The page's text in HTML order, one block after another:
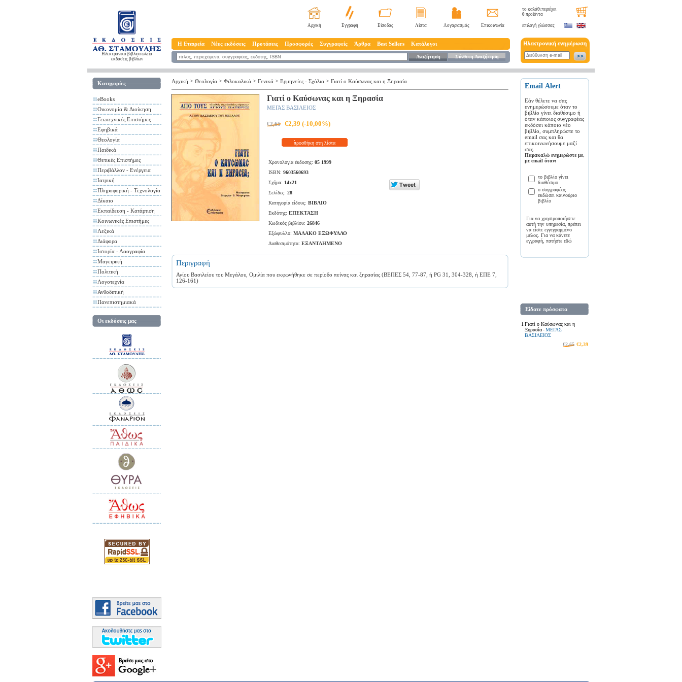
Ηλεκτρονικό βιβλιοπωλείο
εκδόσεις βιβλίων
Αρχική Εγγραφή Είσοδος Λίστα Λογαριασμός Επικοινωνία
Η Εταιρεία Νέες εκδόσεις Προτάσεις Προσφορές Συγγραφείς Άρθρα Best Sellers Κατάλογοι
Αναζήτηση Σύνθετη Αναζήτηση
το καλάθι περιέχει
0 προϊόντα
επιλογή γλώσσας
Κατηγορίες
eBooks
Οικονομία & Διοίκηση
Γεωτεχνικές Επιστήμες
Εφηβικά
Θεολογία
Παιδικά
Θετικές Επιστήμες
Περιβάλλον - Ενέργεια
Ιατρική
Πληροφορική - Τεχνολογία
Δίκαιο
Εκπαίδευση - Κατάρτιση
Κοινωνικές Επιστήμες
Λεξικά
Διάφορα
Ιστορία - Λαογραφία
Μαγειρική
Πολιτική
Λογοτεχνία
Ανθοδετική
Πανεπιστημιακά
Οι εκδόσεις μας
Αρχική > Θεολογία > Φιλοκαλικά > Γενικά > Ερμηνείες - Σχόλια > Γιατί ο Καύσωνας και η Ξηρασία
Γιατί ο Καύσωνας και η Ξηρασία
ΜΕΓΑΣ ΒΑΣΙΛΕΙΟΣ
€2,65 €2,39 (-10,00%)
προσθήκη στη λίστα
Χρονολογία έκδοσης: 05 1999
ISBN: 9603560693
Σχήμα: 14x21
Σελίδες: 28
Κατηγορία είδους: ΒΙΒΛΙΟ
Εκδότης: ΕΠΕΚΤΑΣΗ
Κωδικός βιβλίου: 26846
Εξώφυλλο: ΜΑΛΑΚΟ ΕΞΩΦΥΛΛΟ
Διαθεσιμότητα: ΕΞΑΝΤΛΗΜΕΝΟ
Περιγραφή
Αγίου Βασιλείου του Μεγάλου, Ομιλία που εκφωνήθηκε σε περίοδο πείνας και ξηρασίας (ΒΕΠΕΣ 54, 77-87, ή PG 31, 304-328, ή ΕΠΕ 7,
126-161)
Εmail Αlert
Εάν θέλετε να σας
ενημερώσουμε όταν το
βιβλίο γίνει διαθέσιμο ή
όταν κάποιος συγγραφέας
εκδόσει κάποιο νέο
βιβλίο, συμπληρώστε το
email σας και θα
επικοινωνήσουμε μαζί
σας.
Παρακαλώ ενημερώστε με,
με email όταν:
το βιβλίο γίνει
διαθέσιμο
ο συγγραφέας
εκδώσει καινούριο
βιβλίο
Για να χρησιμοποιήσετε
αυτή την υπηρεσία, πρέπει
να είστε εγγεγραμμένο
μέλος. Για να κάνετε
εγγραφή, πατήστε εδώ
Είδατε πρόσφατα
1 Γιατί ο Καύσωνας και η
Ξηρασία - ΜΕΓΑΣ
ΒΑΣΙΛΕΙΟΣ
€2,65 €2,39